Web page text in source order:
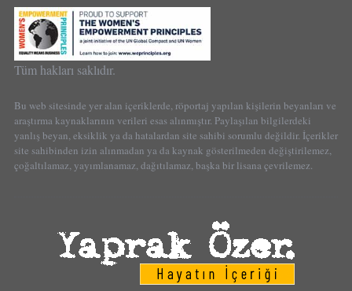
Tüm hakları saklıdır.
Bu web sitesinde yer alan içeriklerde, röportaj yapılan kişilerin beyanları ve
araştırma kaynaklarının verileri esas alınmıştır. Paylaşılan bilgilerdeki
yanlış beyan, eksiklik ya da hatalardan site sahibi sorumlu değildir. İçerikler
site sahibinden izin alınmadan ya da kaynak gösterilmeden değiştirilemez,
çoğaltılamaz, yayımlanamaz, dağıtılamaz, başka bir lisana çevrilemez.